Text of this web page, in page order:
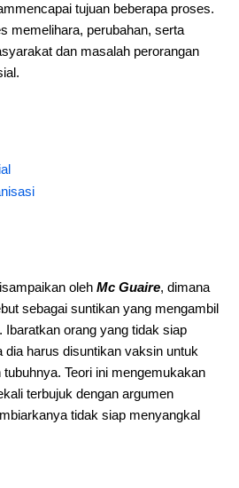
tujuan beberapa proses.
memelihara, perubahan, serta
dan masalah perorangan
oleh Mc Guaire, dimana
sebagai suntikan yang mengambil
Ibaratkan orang yang tidak siap
dia harus disuntikan vaksin untuk
Teori ini mengemukakan
terbujuk dengan argumen
tidak siap menyangkal